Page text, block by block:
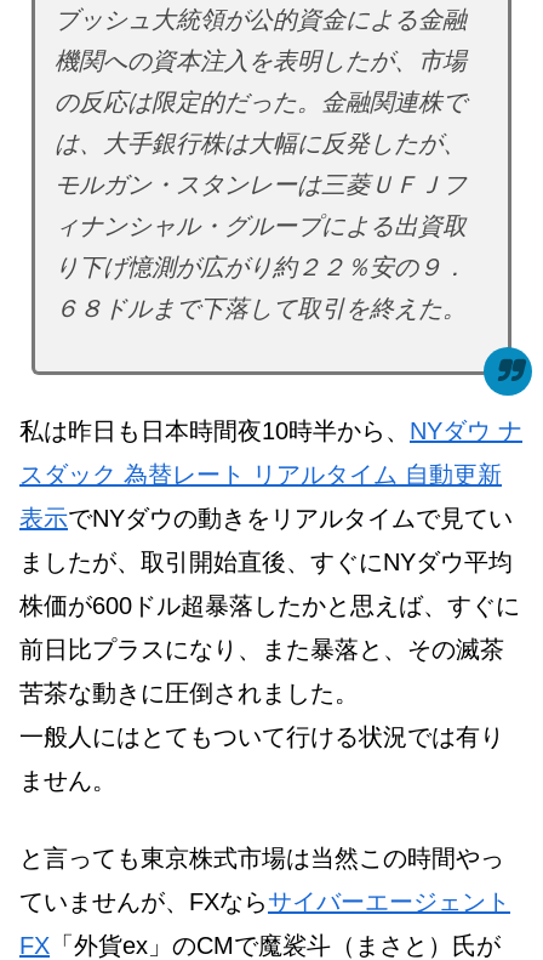
ブッシュ大統領が公的資金による金融
機関への資本注入を表明したが、市場
の反応は限定的だった。金融関連株で
は、大手銀行株は大幅に反発したが、
モルガン・スタンレーは三菱ＵＦＪフ
ィナンシャル・グループによる出資取
り下げ憶測が広がり約２２％安の９．
６８ドルまで下落して取引を終えた。
私は昨日も日本時間夜10時半から、 NYダウ ナ
スダック 為替レート リアルタイム 自動更新
表示でNYダウの動きをリアルタイムで見てい
ましたが、取引開始直後、すぐにNYダウ平均
株価が600ドル超暴落したかと思えば、すぐに
前日比プラスになり、また暴落と、その滅茶
苦茶な動きに圧倒されました。
一般人にはとてもついて行ける状況では有り
ません。
と言っても東京株式市場は当然この時間やっ
ていませんが、FXならサイバーエージェント
FX 「外貨ex」のCMで魔裟斗（まさと）氏が